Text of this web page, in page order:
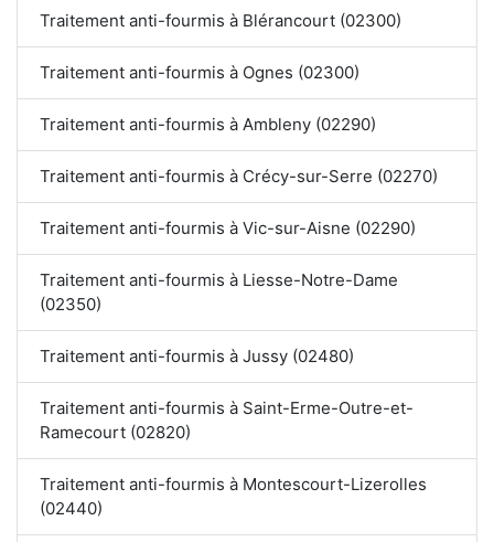
Traitement anti-fourmis à Blérancourt (02300)
Traitement anti-fourmis à Ognes (02300)
Traitement anti-fourmis à Ambleny (02290)
Traitement anti-fourmis à Crécy-sur-Serre (02270)
Traitement anti-fourmis à Vic-sur-Aisne (02290)
Traitement anti-fourmis à Liesse-Notre-Dame
(02350)
Traitement anti-fourmis à Jussy (02480)
Traitement anti-fourmis à Saint-Erme-Outre-et-
Ramecourt (02820)
Traitement anti-fourmis à Montescourt-Lizerolles
(02440)